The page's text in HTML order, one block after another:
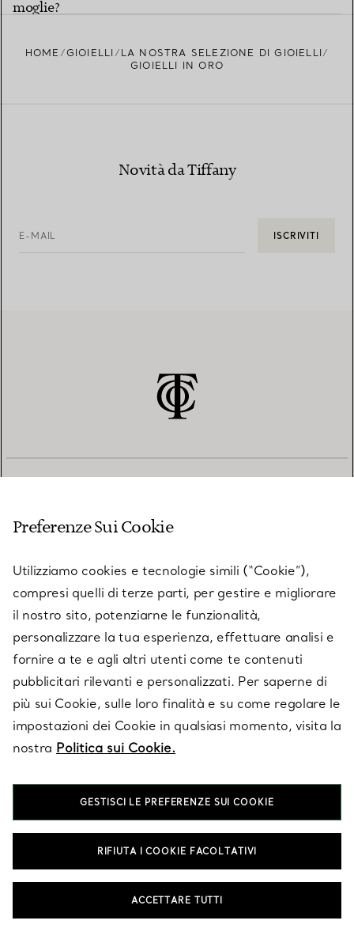
moglie?
HOME GIOIELLI
LA NOSTRA SELEZIONE DI GIOIELLI
GIOIELLI IN ORO
Novità da Tiffany
E-MAIL ISCRIVITI
SU TIFFANY & CO.
LEGALE
SEGUICI
T&Co. 2026
Preferenze Sui Cookie
Utilizziamo cookies e tecnologie simili (“Cookie”),
compresi quelli di terze parti, per gestire e migliorare
il nostro sito, potenziarne le funzionalità,
personalizzare la tua esperienza, effettuare analisi e
fornire a te e agli altri utenti come te contenuti
pubblicitari rilevanti e personalizzati. Per saperne di
più sui Cookie, sulle loro finalità e su come regolare le
impostazioni dei Cookie in qualsiasi momento, visita la
nostra Politica sui Cookie.
GESTISCI LE PREFERENZE SUI COOKIE
RIFIUTA I COOKIE FACOLTATIVI
ACCETTARE TUTTI